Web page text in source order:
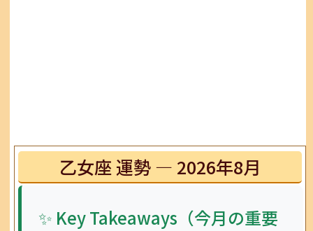
乙女座 運勢 — 2026年8月
✨ Key Takeaways（今月の重要